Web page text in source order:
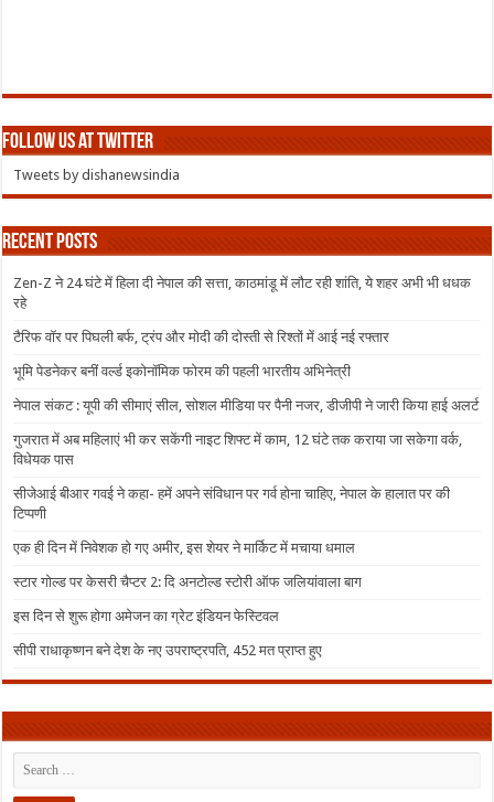
Follow us at Twitter
Tweets by dishanewsindia
Recent Posts
Zen-Z ने 24 घंटे में हिला दी नेपाल की सत्ता, काठमांडू में लौट रही शांति, ये शहर अभी भी धधक
रहे
टैरिफ वॉर पर पिघली बर्फ, ट्रंप और मोदी की दोस्ती से रिश्तों में आई नई रफ्तार
भूमि पेडनेकर बनीं वर्ल्ड इकोनॉमिक फोरम की पहली भारतीय अभिनेत्री
नेपाल संकट : यूपी की सीमाएं सील, सोशल मीडिया पर पैनी नजर, डीजीपी ने जारी किया हाई अलर्ट
गुजरात में अब महिलाएं भी कर सकेंगी नाइट शिफ्ट में काम, 12 घंटे तक कराया जा सकेगा वर्क,
विधेयक पास
सीजेआई बीआर गवई ने कहा- हमें अपने संविधान पर गर्व होना चाहिए, नेपाल के हालात पर की
टिप्पणी
एक ही दिन में निवेशक हो गए अमीर, इस शेयर ने मार्किट में मचाया धमाल
स्टार गोल्ड पर केसरी चैप्टर 2: दि अनटोल्ड स्टोरी ऑफ जलियांवाला बाग
इस दिन से शुरू होगा अमेजन का ग्रेट इंडियन फेस्टिवल
सीपी राधाकृष्णन बने देश के नए उपराष्ट्रपति, 452 मत प्राप्त हुए